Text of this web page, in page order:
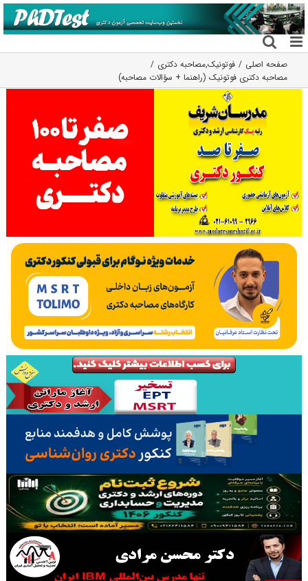
رفتن
به
محتوا
صفحه اصلی فوتونیک,مصاحبه دکتری
مصاحبه دکتری فوتونیک (راهنما + سؤالات مصاحبه)